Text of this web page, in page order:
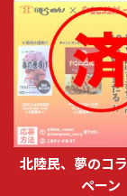
北陸民、夢のコ
ペーン